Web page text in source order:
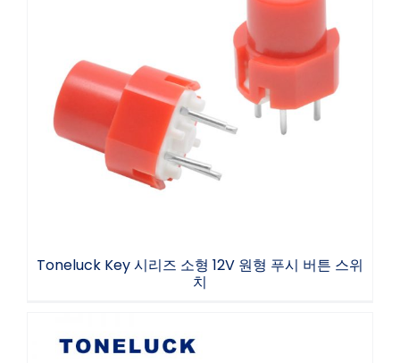
Toneluck Key 시리즈 소형 12V 원형 푸시 버
튼 스위치
Toneluck Key 시리즈 소형 12V 원형 푸시 버튼 스위
치